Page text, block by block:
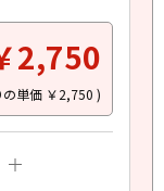
2,750
単価 ￥2,750 )